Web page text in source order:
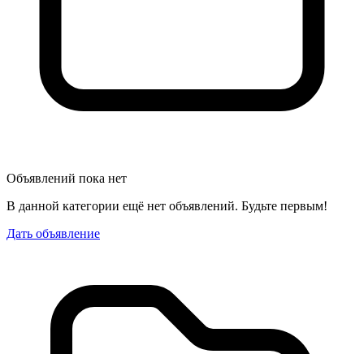
Объявлений пока нет
В данной категории ещё нет объявлений. Будьте первым!
Дать объявление